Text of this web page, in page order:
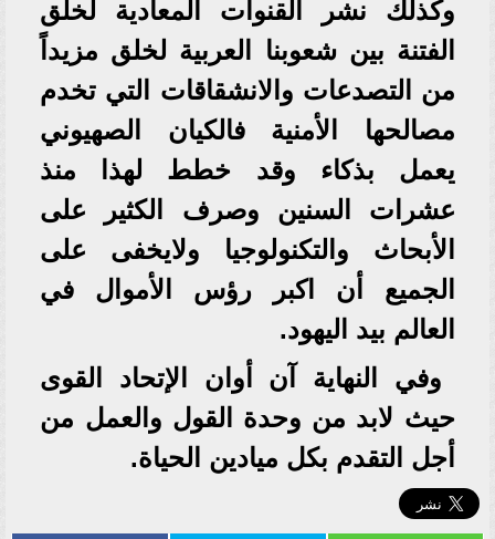
وكذلك نشر القنوات المعادية لخلق
الفتنة بين شعوبنا العربية لخلق مزيداً
من التصدعات والانشقاقات التي تخدم
مصالحها الأمنية فالكيان الصهيوني
يعمل بذكاء وقد خطط لهذا منذ
عشرات السنين وصرف الكثير على
الأبحاث والتكنولوجيا ولايخفى على
الجميع أن اكبر رؤس الأموال في
العالم بيد اليهود.
وفي النهاية آن أوان الإتحاد القوى
حيث لابد من وحدة القول والعمل من
أجل التقدم بكل ميادين الحياة.